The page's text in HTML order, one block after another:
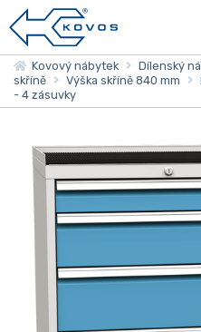
Kovový nábytek Dílenský
skříně
Výška skříně 840 mm
- 4 zásuvky